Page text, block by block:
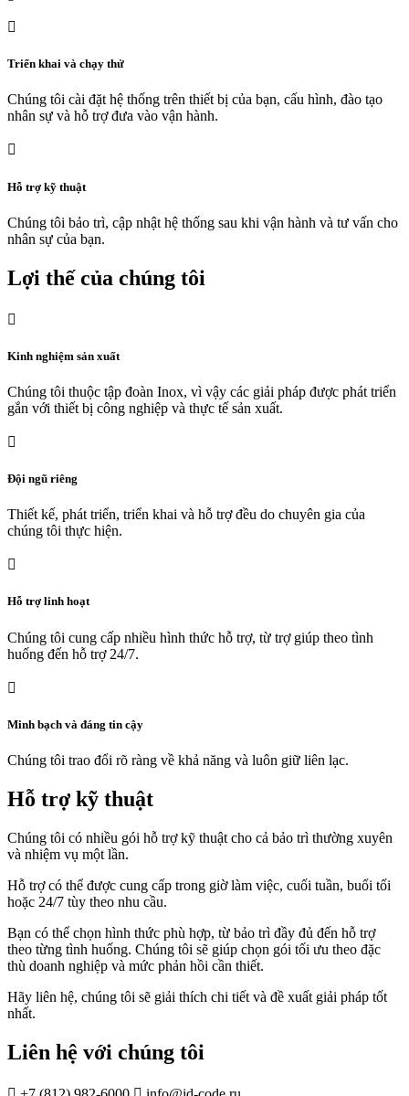

Triển khai và chạy thử
Chúng tôi cài đặt hệ thống trên thiết bị của bạn, cấu hình, đào tạo
nhân sự và hỗ trợ đưa vào vận hành.

Hỗ trợ kỹ thuật
Chúng tôi bảo trì, cập nhật hệ thống sau khi vận hành và tư vấn cho
nhân sự của bạn.
Lợi thế của chúng tôi

Kinh nghiệm sản xuất
Chúng tôi thuộc tập đoàn Inox, vì vậy các giải pháp được phát triển
gắn với thiết bị công nghiệp và thực tế sản xuất.

Đội ngũ riêng
Thiết kế, phát triển, triển khai và hỗ trợ đều do chuyên gia của
chúng tôi thực hiện.

Hỗ trợ linh hoạt
Chúng tôi cung cấp nhiều hình thức hỗ trợ, từ trợ giúp theo tình
huống đến hỗ trợ 24/7.

Minh bạch và đáng tin cậy
Chúng tôi trao đổi rõ ràng về khả năng và luôn giữ liên lạc.
Hỗ trợ kỹ thuật
Chúng tôi có nhiều gói hỗ trợ kỹ thuật cho cả bảo trì thường xuyên
và nhiệm vụ một lần.
Hỗ trợ có thể được cung cấp trong giờ làm việc, cuối tuần, buổi tối
hoặc 24/7 tùy theo nhu cầu.
Bạn có thể chọn hình thức phù hợp, từ bảo trì đầy đủ đến hỗ trợ
theo từng tình huống. Chúng tôi sẽ giúp chọn gói tối ưu theo đặc
thù doanh nghiệp và mức phản hồi cần thiết.
Hãy liên hệ, chúng tôi sẽ giải thích chi tiết và đề xuất giải pháp tốt
nhất.
Liên hệ với chúng tôi